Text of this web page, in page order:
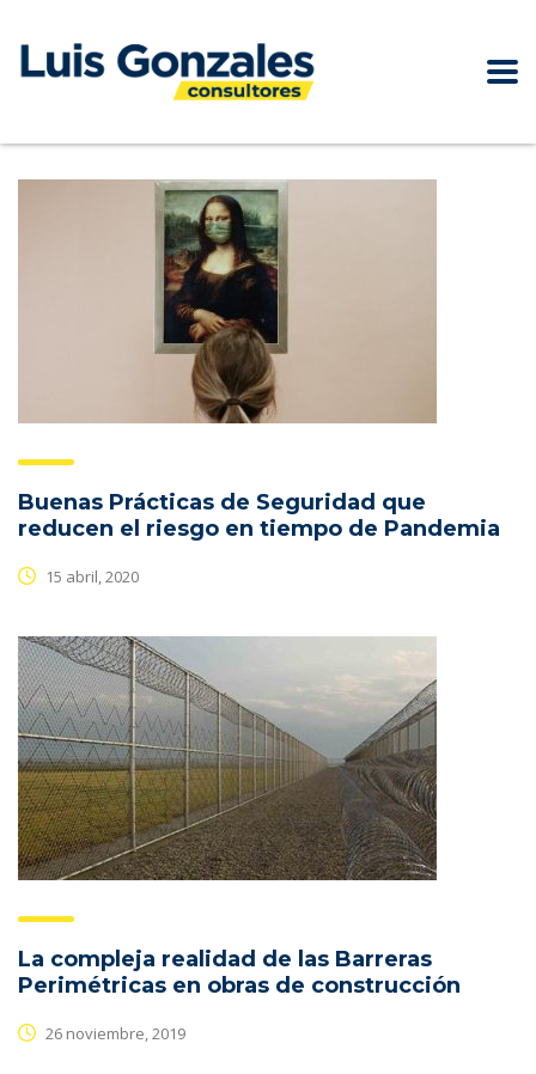
Buenas Prácticas de Seguridad que
reducen el riesgo en tiempo de Pandemia
15 abril, 2020
La compleja realidad de las Barreras
Perimétricas en obras de construcción
26 noviembre, 2019